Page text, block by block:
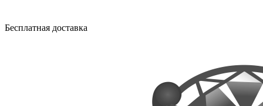
Бесплатная доставка